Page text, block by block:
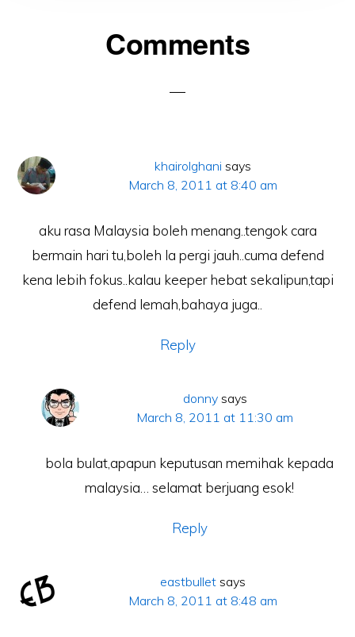
Comments
khairolghani says
March 8, 2011 at 8:40 am
aku rasa Malaysia boleh menang..tengok cara
bermain hari tu,boleh la pergi jauh..cuma defend
kena lebih fokus..kalau keeper hebat sekalipun,tapi
defend lemah,bahaya juga..
Reply
donny says
March 8, 2011 at 11:30 am
bola bulat,apapun keputusan memihak kepada
malaysia… selamat berjuang esok!
Reply
eastbullet says
March 8, 2011 at 8:48 am